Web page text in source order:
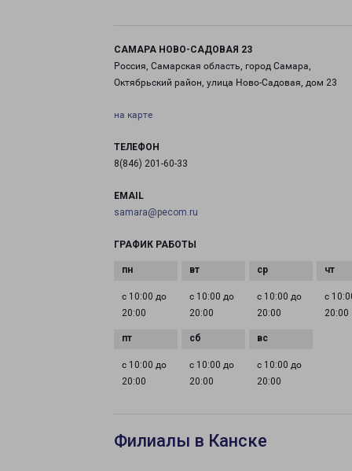
САМАРА НОВО-САДОВАЯ 23
Россия, Самарская область, город Самара,
Октябрьский район, улица Ново-Садовая, дом 23
на карте
ТЕЛЕФОН
8(846) 201-60-33
EMAIL
samara@pecom.ru
ГРАФИК РАБОТЫ
с 10:00 до
20:00
с 10:00 до
20:00
с 10:00 до
20:00
с
20:00
с 10:00 до
20:00
с 10:00 до
20:00
с 10:00 до
20:00
Филиалы в Канске